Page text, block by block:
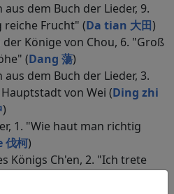
dem Buch der Lieder, 9.
reiche Frucht" (Da tian 大田)
Könige von Chou, 6. "Groß
(Dang 蕩)
dem Buch der Lieder, 3.
von Wei (Ding zhi
)
1. "Wie haut man richtig
伐柯)
Ch'en, 2. "Ich trete